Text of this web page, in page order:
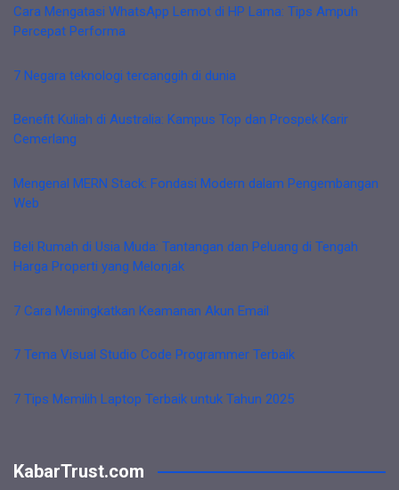
Cara Mengatasi WhatsApp Lemot di HP Lama: Tips Ampuh
Percepat Performa
7 Negara teknologi tercanggih di dunia
Benefit Kuliah di Australia: Kampus Top dan Prospek Karir
Cemerlang
Mengenal MERN Stack: Fondasi Modern dalam Pengembangan
Web
Beli Rumah di Usia Muda: Tantangan dan Peluang di Tengah
Harga Properti yang Melonjak
7 Cara Meningkatkan Keamanan Akun Email
7 Tema Visual Studio Code Programmer Terbaik
7 Tips Memilih Laptop Terbaik untuk Tahun 2025
KabarTrust.com